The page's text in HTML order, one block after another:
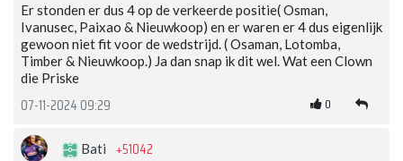
Er stonden er dus 4 op de verkeerde positie( Osman,
Ivanusec, Paixao & Nieuwkoop) en er waren er 4 dus eigenlijk
gewoon niet fit voor de wedstrijd. ( Osaman, Lotomba,
Timber & Nieuwkoop.) Ja dan snap ik dit wel. Wat een Clown
die Priske
07-11-2024 09:29 0
Bati +51042